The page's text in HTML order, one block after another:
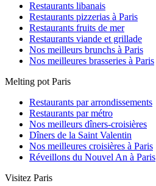
Restaurants libanais
Restaurants pizzerias à Paris
Restaurants fruits de mer
Restaurants viande et grillade
Nos meilleurs brunchs à Paris
Nos meilleures brasseries à Paris
Melting pot Paris
Restaurants par arrondissements
Restaurants par métro
Nos meilleurs dîners-croisières
Dîners de la Saint Valentin
Nos meilleures croisières à Paris
Réveillons du Nouvel An à Paris
Visitez Paris